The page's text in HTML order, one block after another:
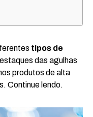
tipos de
das agulhas
produtos de alta
Continue lendo.